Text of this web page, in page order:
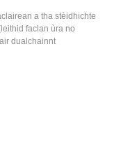
a tha stèidhichte
faclan ùra no
dualchainnt